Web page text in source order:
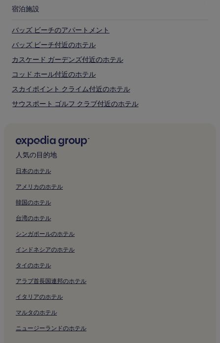
宿泊施設
バッズ ビーチのアパートメント
バッズ ビーチ付近のホテル
カスケード ガーデンズ付近のホテル
コッド ホール付近のホテル
スカイポイント クライム付近のホテル
サウスポート ゴルフ クラブ付近のホテル
マッキンタッシュ アイランド パーク付近のホテル
サーファーズ パラダイス付近のホテル
ブロードビーチ サウス ライトレール駅付近のホテル
チェブロン島のホテル
ブロードビーチ ボウルズ クラブ付近のホテル
フロリダ ガーデンズ駅付近のホテル
イスル・オブ・カプリのホテル
サーファーズ パラダイスのスパのあるリゾート & ホテル
人気の目的地
日本のホテル
アメリカのホテル
韓国のホテル
台湾のホテル
シンガポールのホテル
インドネシアのホテル
タイのホテル
アラブ首長国連邦のホテル
イタリアのホテル
マルタのホテル
ニュージーランドのホテル